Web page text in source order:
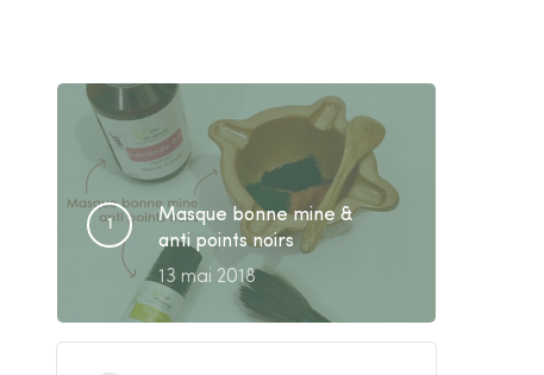
Masque bonne mine &
anti points noirs
13 mai 2018